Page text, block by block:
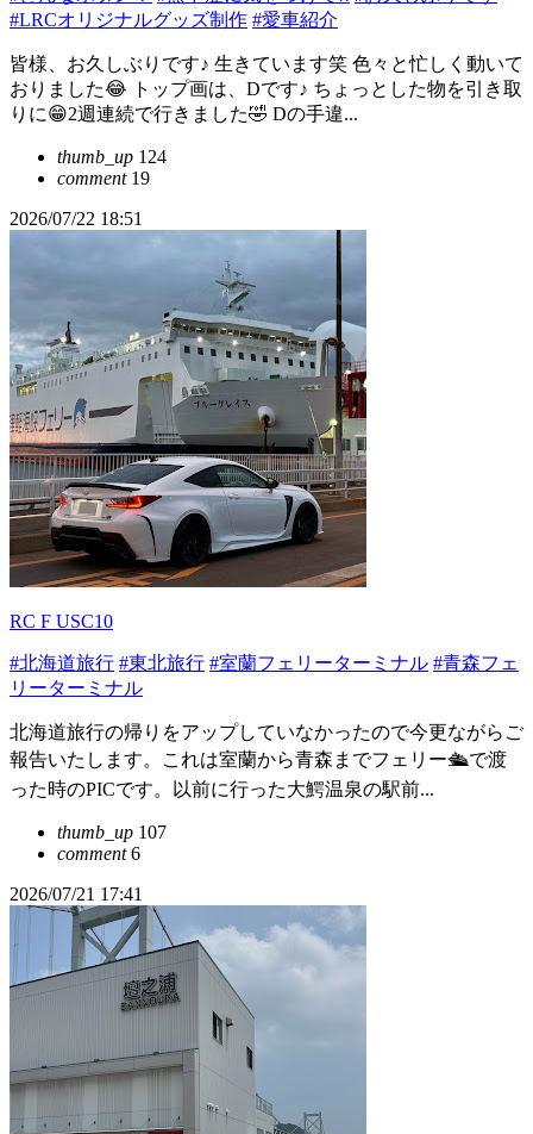
#LRCオリジナルグッズ制作 #愛車紹介
皆様、お久しぶりです♪ 生きています笑 色々と忙しく動いて
おりました😂 トップ画は、Dです♪ ちょっとした物を引き取
りに😁2週連続で行きました🤣 Dの手違...
thumb_up 124
comment19
2026/07/22 18:51
RC F USC10
#北海道旅行 #東北旅行 #室蘭フェリーターミナル #青森フェ
リーターミナル
北海道旅行の帰りをアップしていなかったので今更ながらご
報告いたします。これは室蘭から青森までフェリー🛳️で渡
った時のPICです。以前に行った大鰐温泉の駅前...
thumb_up 107
comment6
2026/07/21 17:41